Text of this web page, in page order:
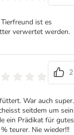
ist es
verwertet werden.
2
War auch super.
seitdem um sein
ein Prädikat für gutes
teurer. Nie wieder!!!